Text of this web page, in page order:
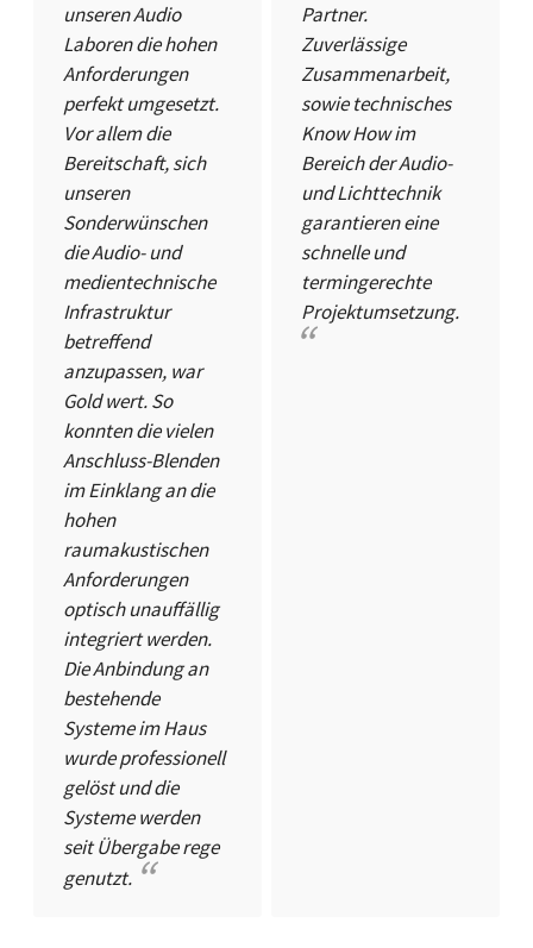
unseren Audio
Laboren die hohen
Anforderungen
perfekt umgesetzt.
Vor allem die
Bereitschaft, sich
unseren
Sonderwünschen
die Audio- und
medientechnische
Infrastruktur
betreffend
anzupassen, war
Gold wert. So
konnten die vielen
Anschluss-Blenden
im Einklang an die
hohen
raumakustischen
Anforderungen
optisch unauffällig
integriert werden.
Die Anbindung an
bestehende
Systeme im Haus
wurde professionell
gelöst und die
Systeme werden
seit Übergabe rege
genutzt.
Partner.
Zuverlässige
Zusammenarbeit,
sowie technisches
Know How im
Bereich der Audio-
und Lichttechnik
garantieren eine
schnelle und
termingerechte
Projektumsetzung.